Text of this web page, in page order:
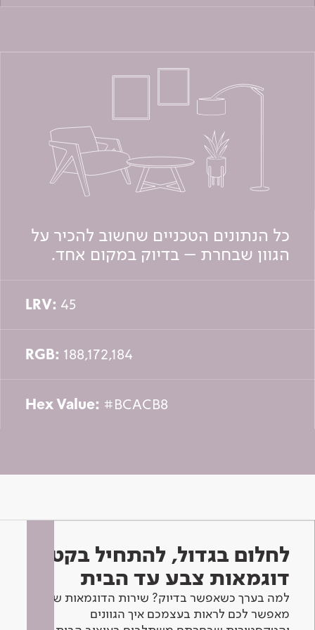
כל הנתונים הטכניים שחשוב להכיר על
הגוון שבחרת – בדיוק במקום אחד.
LRV: 45
RGB: 188,172,184
Hex Value: #BCACB8
לחלום בגדול, להתחיל בקטן -
דוגמאות צבע עד הבית
למה בערך כשאפשר בדיוק? שירות הדוגמאות שלנו
מאפשר לכם לראות בעצמכם איך הגוונים